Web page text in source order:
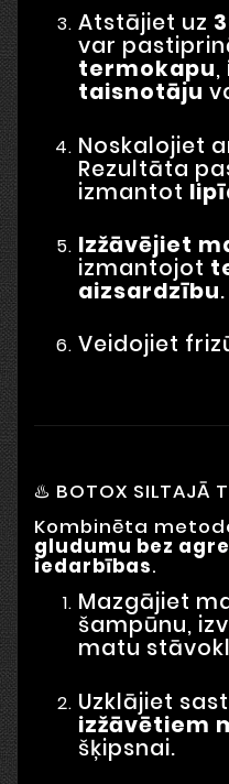
Atstājiet uz
var
termokapu,
taisnotāju
Noskalojiet
Rezultāta
izmantot
Izžāvējiet
izmantojot
aizsardzību.
Veidojiet
♨️ BOTOX SILTAJĀ
Kombinēta
gludumu bez
iedarbības.
Mazgājiet
šampūnu,
matu
Uzklājiet
izžāvētiem
šķipsnai.